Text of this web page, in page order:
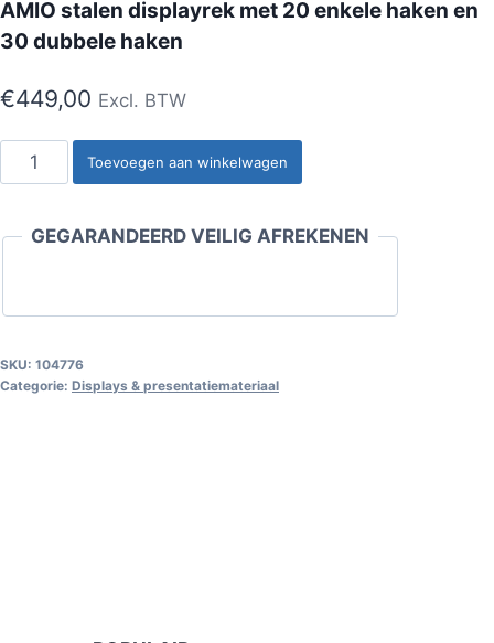
AMIO stalen displayrek met 20 enkele haken en
30 dubbele haken
€449,00 Excl. BTW
AMIO
stalen
met
en
30
Toevoegen aan winkelwagen
GEGARANDEERD VEILIG AFREKENEN
SKU: 104776
Categorie: Displays & presentatiemateriaal